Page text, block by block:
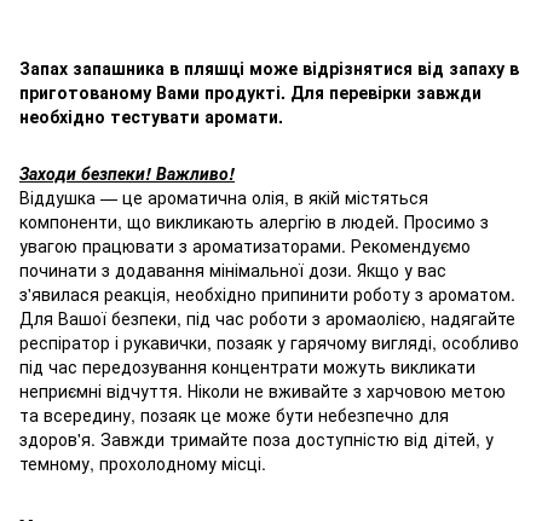
Запах запашника в пляшці може відрізнятися від запаху в
приготованому Вами продукті. Для перевірки завжди
необхідно тестувати аромати.
Заходи безпеки! Важливо!
Віддушка — це ароматична олія, в якій містяться
компоненти, що викликають алергію в людей. Просимо з
увагою працювати з ароматизаторами. Рекомендуємо
починати з додавання мінімальної дози. Якщо у вас
з'явилася реакція, необхідно припинити роботу з ароматом.
Для Вашої безпеки, під час роботи з аромаолією, надягайте
респіратор і рукавички, позаяк у гарячому вигляді, особливо
під час передозування концентрати можуть викликати
неприємні відчуття. Ніколи не вживайте з харчовою метою
та всередину, позаяк це може бути небезпечно для
здоров'я. Завжди тримайте поза доступністю від дітей, у
темному, прохолодному місці.